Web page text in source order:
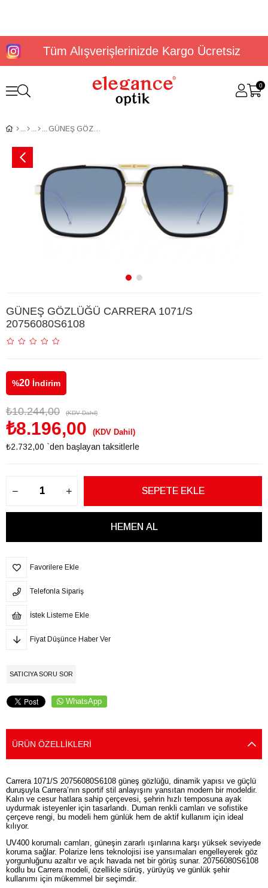
Tüm Alışverişlerinizde Kargo Ücretsiz
0
GÜNEŞ GÖZLÜĞÜ CARRERA 1071/S 20756080S6108
GÜNEŞ GÖZLÜĞÜ CARRERA 1071/S
20756080S6108
%20 İndirim
₺10.244,00 (KDV Dahil)
₺8.196,00 (KDV Dahil)
₺2.732,00 `den başlayan taksitlerle
Favorilere Ekle
Telefonla Sipariş
İstek Listeme Ekle
Fiyat Düşünce Haber Ver
SATICIYA SORU SOR
WhatsApp
ÜRÜN ÖZELLIKLERI
Carrera 1071/S 20756080S6108 güneş gözlüğü, dinamik yapısı ve güçlü
duruşuyla Carrera’nın sportif stil anlayışını yansıtan modern bir modeldir.
Kalın ve cesur hatlara sahip çerçevesi, şehrin hızlı temposuna ayak
uydurmak isteyenler için tasarlandı. Duman renkli camları ve sofistike
çerçeve rengi, bu modeli hem günlük hem de aktif kullanım için ideal
kılıyor.
UV400 korumalı camları, güneşin zararlı ışınlarına karşı yüksek seviyede
koruma sağlar. Polarize lens teknolojisi ise yansımaları engelleyerek göz
yorgunluğunu azaltır ve açık havada net bir görüş sunar. 20756080S6108
kodlu bu Carrera modeli, özellikle sürüş, yürüyüş ve günlük şehir
kullanımı için mükemmel bir seçimdir.